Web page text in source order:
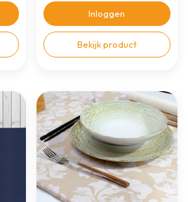
Inloggen
Bekijk product